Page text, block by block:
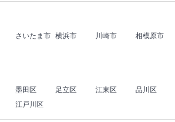
さいたま市 横浜市 川崎市 相模原市
墨田区 足立区 江東区 品川区
江戸川区